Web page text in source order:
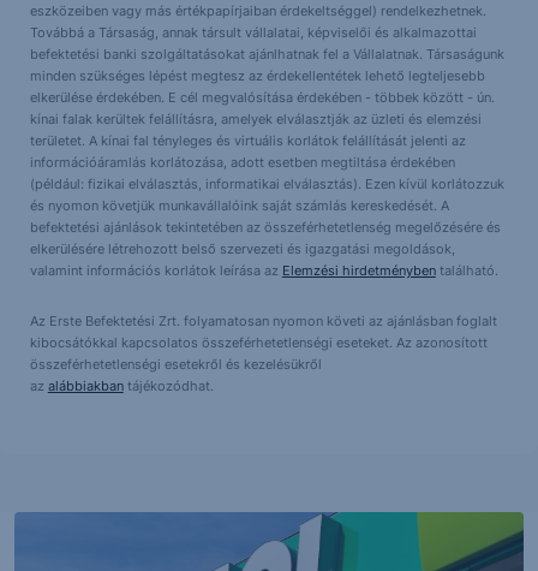
eszközeiben vagy más értékpapírjaiban érdekeltséggel) rendelkezhetnek.
Továbbá a Társaság, annak társult vállalatai, képviselői és alkalmazottai
befektetési banki szolgáltatásokat ajánlhatnak fel a Vállalatnak. Társaságunk
minden szükséges lépést megtesz az érdekellentétek lehető legteljesebb
elkerülése érdekében. E cél megvalósítása érdekében - többek között - ún.
kínai falak kerültek felállításra, amelyek elválasztják az üzleti és elemzési
területet. A kínai fal tényleges és virtuális korlátok felállítását jelenti az
információáramlás korlátozása, adott esetben megtiltása érdekében
(például: fizikai elválasztás, informatikai elválasztás). Ezen kívül korlátozzuk
és nyomon követjük munkavállalóink saját számlás kereskedését. A
befektetési ajánlások tekintetében az összeférhetetlenség megelőzésére és
elkerülésére létrehozott belső szervezeti és igazgatási megoldások,
valamint információs korlátok leírása az Elemzési hirdetménybentalálható.
Az Erste Befektetési Zrt. folyamatosan nyomon követi az ajánlásban foglalt
kibocsátókkal kapcsolatos összeférhetetlenségi eseteket. Az azonosított
összeférhetetlenségi esetekről és kezelésükről
az alábbiakbantájékozódhat.